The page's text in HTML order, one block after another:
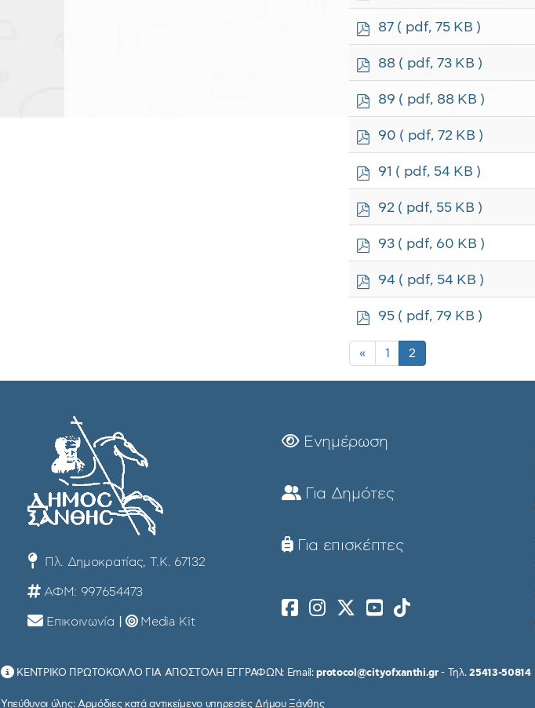
p
87 ( pdf, 75 KB )
p
88 ( pdf, 73 KB )
p
89 ( pdf, 88 KB )
p
90 ( pdf, 72 KB )
p
91 ( pdf, 54 KB )
p
92 ( pdf, 55 KB )
p
93 ( pdf, 60 KB )
p
94 ( pdf, 54 KB )
p
f
95 ( pdf, 79 KB )
« 1 2
Πλ. Δημοκρατίας, Τ.Κ. 67132
ΑΦΜ: 997654473
Επικοινωνία Media Kit
Ενημέρωση
Για Δημότες
Για επισκέπτες
ΚΕΝΤΡΙΚΟ ΠΡΩΤΟΚΟΛΛΟ ΓΙΑ ΑΠΟΣΤΟΛΗ ΕΓΓΡΑΦΩΝ: Email:protocol@cityofxanthi.gr- Τηλ.25413-50814
Υπεύθυνοι ύλης: Αρμόδιες κατά αντικείμενο υπηρεσίες Δήμου Ξάνθης